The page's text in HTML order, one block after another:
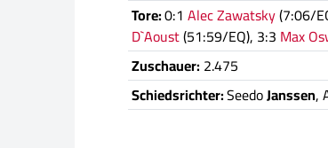
Tore:0:1 Alec Zawatsky(7:06/
D`Aoust(51:59/EQ), 3:3 Max
Zuschauer: 2.475
Schiedsrichter:SeedoJanssen,